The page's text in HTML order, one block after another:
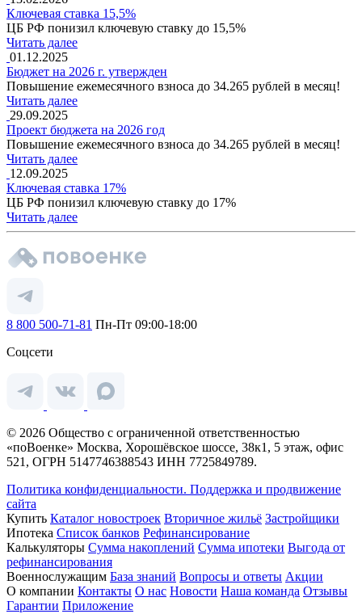
Ключевая ставка 15,5%
ЦБ РФ понизил ключевую ставку до 15,5%
Читать далее
01.12.2025
Бюджет на 2026 г. утвержден
Повышение ежемесячного взноса до 34.265 рублей в месяц!
Читать далее
29.09.2025
Проект бюджета на 2026 год
Повышение ежемесячного взноса до 34.265 рублей в месяц!
Читать далее
12.09.2025
Ключевая ставка 17%
ЦБ РФ понизил ключевую ставку до 17%
Читать далее
8 800 500-71-81 Пн-Пт 09:00-18:00
Соцсети
© 2026 Общество с ограниченной ответственностью
«поВоенке» Москва, Хорошёвское шоссе, 38к1, 5 этаж, офис
521, ОГРН 5147746388543 ИНН 7725849789.
Политика конфиденциальности. Поддержка и продвижение
сайта
Купить Каталог новостроек Вторичное жильё Застройщики
Ипотека Список банков Рефинансирование
Калькуляторы Сумма накоплений Сумма ипотеки Выгода от
рефинансирования
Военнослужащим База знаний Вопросы и ответы Акции
О компании Контакты О нас Новости Наша команда Отзывы
Гарантии Приложение